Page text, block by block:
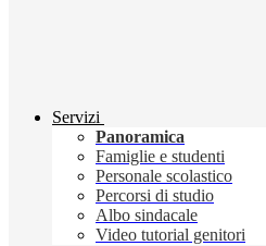
Servizi
Panoramica
Famiglie e studenti
Personale scolastico
Percorsi di studio
Albo sindacale
Video tutorial genitori